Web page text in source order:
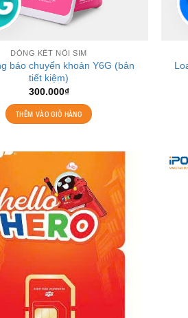
DÒNG KẾT NỐI SIM
báo chuyển khoản Y6G (bản
tiết kiệm)
300.000₫
THÊM VÀO GIỎ HÀNG